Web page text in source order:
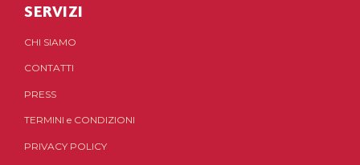
SERVIZI
CHI SIAMO
CONTATTI
PRESS
TERMINI e CONDIZIONI
PRIVACY POLICY